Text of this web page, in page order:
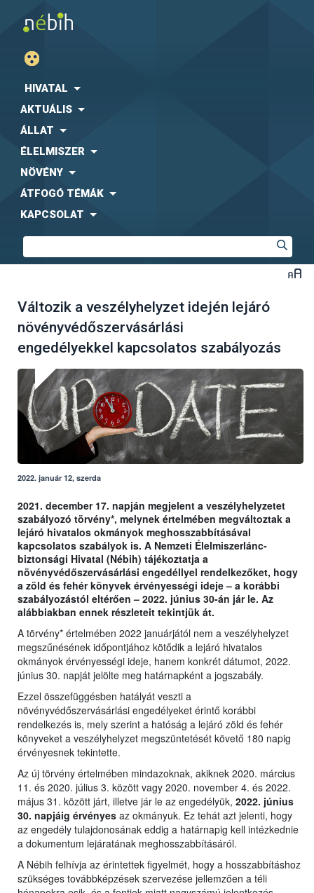
HIVATAL
AKTUÁLIS
ÁLLAT
ÉLELMISZER
NÖVÉNY
ÁTFOGÓ TÉMÁK
KAPCSOLAT
Változik a veszélyhelyzet idején lejáró
növényvédőszervásárlási
engedélyekkel kapcsolatos szabályozás
2022. január 12, szerda
2021. december 17. napján megjelent a veszélyhelyzetet
szabályozó törvény*, melynek értelmében megváltoztak a
lejáró hivatalos okmányok meghosszabbításával
kapcsolatos szabályok is. A Nemzeti Élelmiszerlánc-
biztonsági Hivatal (Nébih) tájékoztatja a
növényvédőszervásárlási engedéllyel rendelkezőket, hogy
a zöld és fehér könyvek érvényességi ideje – a korábbi
szabályozástól eltérően – 2022. június 30-án jár le. Az
alábbiakban ennek részleteit tekintjük át.
A törvény* értelmében 2022 januárjától nem a veszélyhelyzet
megszűnésének időpontjához kötődik a lejáró hivatalos
okmányok érvényességi ideje, hanem konkrét dátumot, 2022.
június 30. napját jelölte meg határnapként a jogszabály.
Ezzel összefüggésben hatályát veszti a
növényvédőszervásárlási engedélyeket érintő korábbi
rendelkezés is, mely szerint a hatóság a lejáró zöld és fehér
könyveket a veszélyhelyzet megszüntetését követő 180 napig
érvényesnek tekintette.
Az új törvény értelmében mindazoknak, akiknek 2020. március
11. és 2020. július 3. között vagy 2020. november 4. és 2022.
május 31. között járt, illetve jár le az engedélyük, 2022. június
30. napjáig érvényes az okmányuk. Ez tehát azt jelenti, hogy
az engedély tulajdonosának eddig a határnapig kell intézkednie
a dokumentum lejáratának meghosszabbításáról.
A Nébih felhívja az érintettek figyelmét, hogy a hosszabbításhoz
szükséges továbbképzések szervezése jellemzően a téli